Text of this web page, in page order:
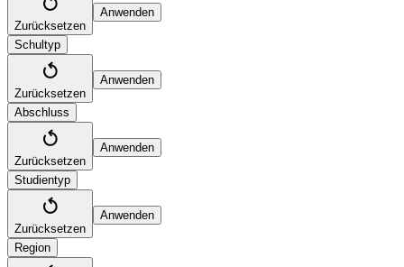
Zurücksetzen
Anwenden
Schultyp
Zurücksetzen
Anwenden
Abschluss
Zurücksetzen
Anwenden
Studientyp
Zurücksetzen
Anwenden
Region